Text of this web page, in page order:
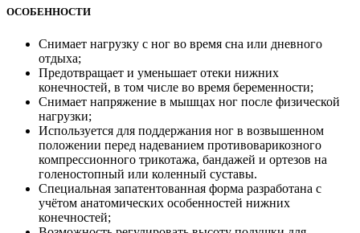
ОСОБЕННОСТИ
Снимает нагрузку с ног во время сна или дневного
отдыха;
Предотвращает и уменьшает отеки нижних
конечностей, в том числе во время беременности;
Снимает напряжение в мышцах ног после физической
нагрузки;
Используется для поддержания ног в возвышенном
положении перед надеванием противоварикозного
компрессионного трикотажа, бандажей и ортезов на
голеностопный или коленный суставы.
Специальная запатентованная форма разработана с
учётом анатомических особенностей нижних
конечностей;